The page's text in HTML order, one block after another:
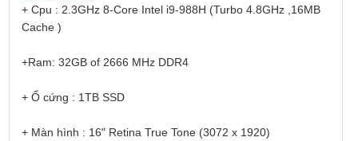
+ Cpu : 2.3GHz 8-Core Intel i9-988H (Turbo 4.8GHz ,16MB
Cache )
+Ram: 32GB of 2666 MHz DDR4
+ Ổ cứng : 1TB SSD
+ Màn hình : 16" Retina True Tone (3072 x 1920)